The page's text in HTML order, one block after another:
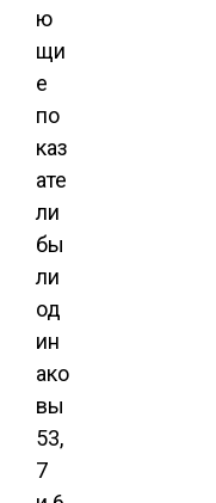
ю
щи
е
по
каз
ате
ли
бы
ли
од
ин
ако
вы
53,
7